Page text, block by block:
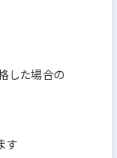
した場合の
す